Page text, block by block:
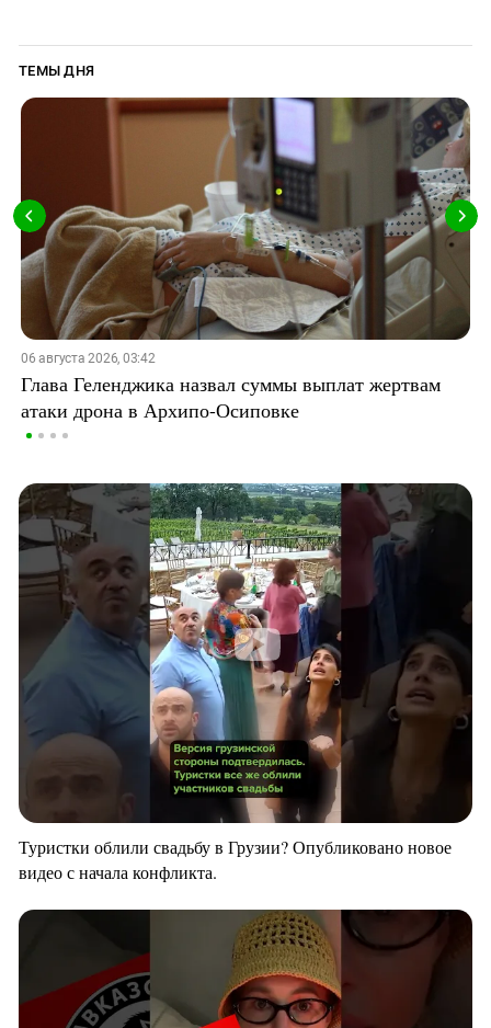
ТЕМЫ ДНЯ
06 августа 2026, 03:42
Глава Геленджика назвал суммы выплат жертвам
атаки дрона в Архипо-Осиповке
Туристки облили свадьбу в Грузии? Опубликовано новое
видео с начала конфликта.